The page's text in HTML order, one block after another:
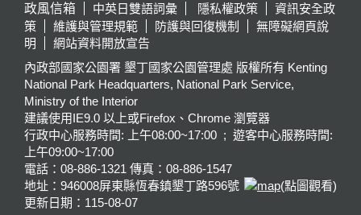
政風信箱
中英日雙語詞彙 隱私權政策
資訊安全政
策
維護與管理規範 防護與回復機制
無障礙網頁說
明
網站資料開放宣告
內政部國家公園署 墾丁國家公園管理處 版權所有 Kenting
National Park Headquarters, National Park Service,
Ministry of the Interior
建議使用IE9.0 以上或Firefox、Chrome 瀏覽器
行政中心服務時間: 上午08:00~17:00 ; 遊客中心服務時間:
上午09:00~17:00
電話：08-886-1321 傳真：08-886-1547
地址：946008屏東縣恆春鎮墾丁路596號
(點圖觀看)
更新日期： 115-08-07